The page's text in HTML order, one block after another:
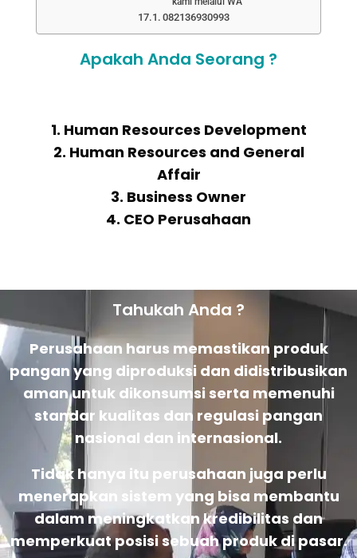
082136930993
Apakah Anda Seorang ?
1. Human Resources Development
2. Human Resources and General
Affair
3. Business Owner
4. CEO Perusahaan
Tahukah Anda ?
Perusahaan harus memastikan produk
pangan yang diproduksi dan didistribusikan
aman untuk dikonsumsi serta memenuhi
standar kualitas dan regulasi pangan
nasional dan internasional.
Tidak hanya itu perusahaan juga perlu
menerapkan sistem yang bisa membantu
dalam meningkatkan kredibilitas dan
memperkuat posisi sebuah produk di pasar.